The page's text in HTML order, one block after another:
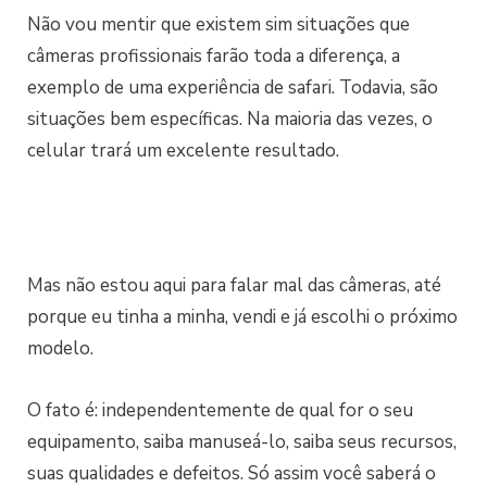
Não vou mentir que existem sim situações que
câmeras profissionais farão toda a diferença, a
exemplo de uma experiência de safari. Todavia, são
situações bem específicas. Na maioria das vezes, o
celular trará um excelente resultado.
Mas não estou aqui para falar mal das câmeras, até
porque eu tinha a minha, vendi e já escolhi o próximo
modelo.
O fato é: independentemente de qual for o seu
equipamento, saiba manuseá-lo, saiba seus recursos,
suas qualidades e defeitos. Só assim você saberá o